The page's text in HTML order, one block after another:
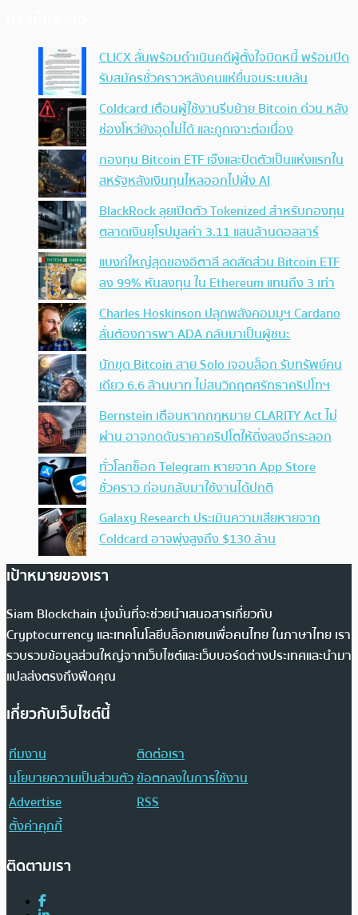
CLICX ลั่นพร้อมดำเนินคดีผู้ตั้งใจบิดหนี้ พร้อมปิด
รับสมัครชั่วคราวหลังคนแห่ยื่นจนระบบล้น
Coldcard เตือนผู้ใช้งานรีบย้าย Bitcoin ด่วน หลัง
ช่องโหว่ยังอุดไม่ได้ และถูกเจาะต่อเนื่อง
กองทุน Bitcoin ETF เจ๊งและปิดตัวเป็นแห่งแรกใน
สหรัฐหลังเงินทุนไหลออกไปฝั่ง AI
BlackRock ลุยเปิดตัว Tokenized สำหรับกองทุน
ตลาดเงินยุโรปมูลค่า 3.11 แสนล้านดอลลาร์
แบงก์ใหญ่สุดของอิตาลี ลดสัดส่วน Bitcoin ETF
ลง 99% หันลงทุน ใน Ethereum แทนถึง 3 เท่า
Charles Hoskinson ปลุกพลังคอมมูฯ Cardano
ลั่นต้องการพา ADA กลับมาเป็นผู้ชนะ
นักขุด Bitcoin สาย Solo เจอบล็อก รับทรัพย์คน
เดียว 6.6 ล้านบาท ไม่สนวิกฤตศรัทธาคริปโทฯ
Bernstein เตือนหากกฎหมาย CLARITY Act ไม่
ผ่าน อาจกดดันราคาคริปโตให้ดิ่งลงอีกระลอก
ทั่วโลกช็อก Telegram หายจาก App Store
ชั่วคราว ก่อนกลับมาใช้งานได้ปกติ
Galaxy Research ประเมินความเสียหายจาก
Coldcard อาจพุ่งสูงถึง $130 ล้าน
เป้าหมายของเรา
Siam Blockchain มุ่งมั่นที่จะช่วยนำเสนอสารเกี่ยวกับ
Cryptocurrency และเทคโนโลยีบล็อกเชนเพื่อคนไทย ในภาษาไทย เรา
รวบรวมข้อมูลส่วนใหญ่จากเว็บไซต์และเว็บบอร์ดต่างประเทศและนำมา
แปลส่งตรงถึงฟีดคุณ
เกี่ยวกับเว็บไซต์นี้
ทีมงาน
ติดต่อเรา
นโยบายความเป็นส่วนตัวข้อตกลงในการใช้งาน
Advertise
RSS
ตั้งค่าคุกกี้
ติดตามเรา